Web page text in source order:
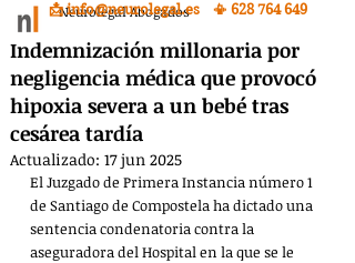
📩 info@neurolegal.es 📳 628 764 649
Indemnización millonaria por
negligencia médica que provocó
hipoxia severa a un bebé tras
cesárea tardía
Neurolegal Abogados
Actualizado: 17 jun 2025
El Juzgado de Primera Instancia número 1
de Santiago de Compostela ha dictado una
sentencia condenatoria contra la
aseguradora del Hospital en la que se le